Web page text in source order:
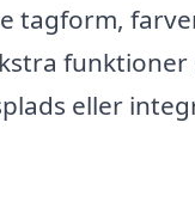
tagform,
funktioner
eller